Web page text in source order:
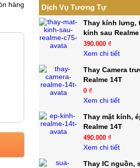
hàng Dịch Vụ Tương Tự
Thay kính lưng,
kính sau Realme
390.000 ₫
Xem chi tiết
Thay Camera
Realme 14T
0 ₫
Xem chi tiết
Thay mặt kính,
Realme 14T
490.000 ₫
Xem chi tiết
Thay IC nguồn,